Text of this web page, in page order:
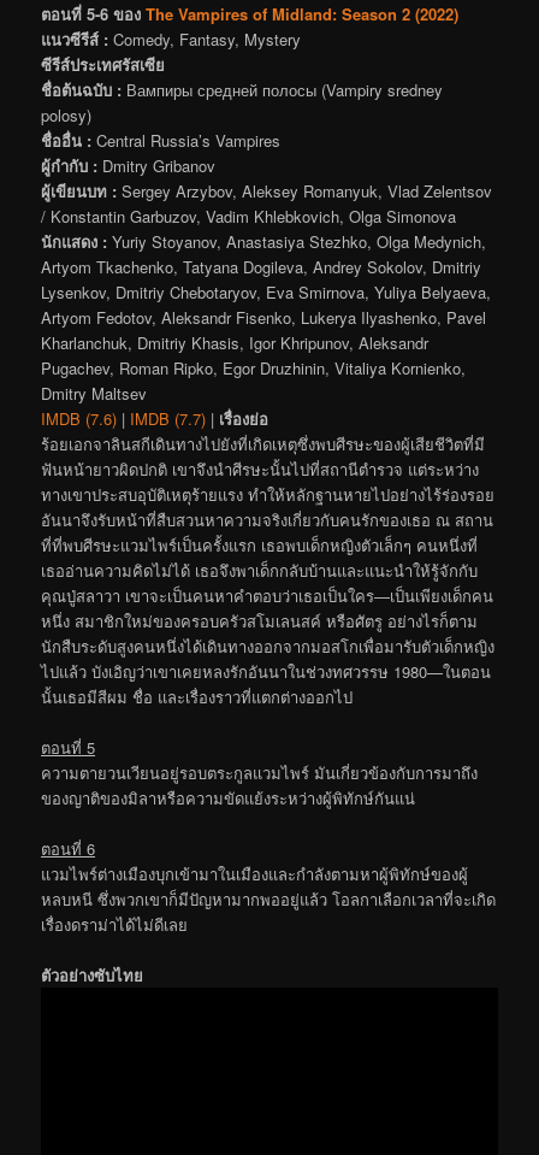
ตอนที่ 5-6 ของ The Vampires of Midland: Season 2 (2022)
แนวซีรีส์ : Comedy, Fantasy, Mystery
ซีรีส์ประเทศรัสเซีย
ชื่อต้นฉบับ : Вампиры средней полосы (Vampiry sredney
polosy)
ชื่ออื่น : Central Russia’s Vampires
ผู้กำกับ : Dmitry Gribanov
ผู้เขียนบท : Sergey Arzybov, Aleksey Romanyuk, Vlad Zelentsov
/ Konstantin Garbuzov, Vadim Khlebkovich, Olga Simonova
นักแสดง : Yuriy Stoyanov, Anastasiya Stezhko, Olga Medynich,
Artyom Tkachenko, Tatyana Dogileva, Andrey Sokolov, Dmitriy
Lysenkov, Dmitriy Chebotaryov, Eva Smirnova, Yuliya Belyaeva,
Artyom Fedotov, Aleksandr Fisenko, Lukerya Ilyashenko, Pavel
Kharlanchuk, Dmitriy Khasis, Igor Khripunov, Aleksandr
Pugachev, Roman Ripko, Egor Druzhinin, Vitaliya Kornienko,
Dmitry Maltsev
IMDB (7.6) | IMDB (7.7) | เรื่องย่อ
ร้อยเอกจาลินสกีเดินทางไปยังที่เกิดเหตุซึ่งพบศีรษะของผู้เสียชีวิตที่มี
ฟันหน้ายาวผิดปกติ เขาจึงนำศีรษะนั้นไปที่สถานีตำรวจ แต่ระหว่าง
ทางเขาประสบอุบัติเหตุร้ายแรง ทำให้หลักฐานหายไปอย่างไร้ร่องรอย
อันนาจึงรับหน้าที่สืบสวนหาความจริงเกี่ยวกับคนรักของเธอ ณ สถาน
ที่ที่พบศีรษะแวมไพร์เป็นครั้งแรก เธอพบเด็กหญิงตัวเล็กๆ คนหนึ่งที่
เธออ่านความคิดไม่ได้ เธอจึงพาเด็กกลับบ้านและแนะนำให้รู้จักกับ
คุณปู่สลาวา เขาจะเป็นคนหาคำตอบว่าเธอเป็นใคร—เป็นเพียงเด็กคน
หนึ่ง สมาชิกใหม่ของครอบครัวสโมเลนสค์ หรือศัตรู อย่างไรก็ตาม
นักสืบระดับสูงคนหนึ่งได้เดินทางออกจากมอสโกเพื่อมารับตัวเด็กหญิง
ไปแล้ว บังเอิญว่าเขาเคยหลงรักอันนาในช่วงทศวรรษ 1980—ในตอน
นั้นเธอมีสีผม ชื่อ และเรื่องราวที่แตกต่างออกไป
ตอนที่ 5
ความตายวนเวียนอยู่รอบตระกูลแวมไพร์ มันเกี่ยวข้องกับการมาถึง
ของญาติของมิลาหรือความขัดแย้งระหว่างผู้พิทักษ์กันแน่
ตอนที่ 6
แวมไพร์ต่างเมืองบุกเข้ามาในเมืองและกำลังตามหาผู้พิทักษ์ของผู้
หลบหนี ซึ่งพวกเขาก็มีปัญหามากพออยู่แล้ว โอลกาเลือกเวลาที่จะเกิด
เรื่องดราม่าได้ไม่ดีเลย
ตัวอย่างซับไทย